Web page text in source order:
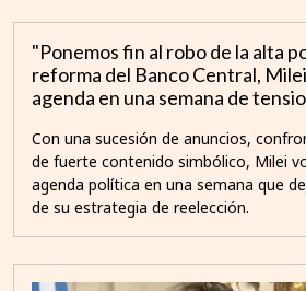
"Ponemos fin al robo de la alta
reforma del Banco Central,
agenda en una semana de
Con una sucesión de anuncios,
de fuerte contenido simbólico, Milei
agenda política en una semana que
de su estrategia de reelección.